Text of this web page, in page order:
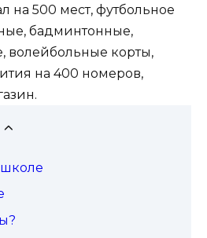
на 500 мест, футбольное
бадминтонные,
волейбольные корты,
на 400 номеров,